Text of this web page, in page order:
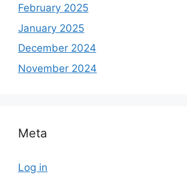
February 2025
January 2025
December 2024
November 2024
Meta
Log in